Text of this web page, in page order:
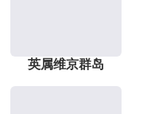
英属维京群岛